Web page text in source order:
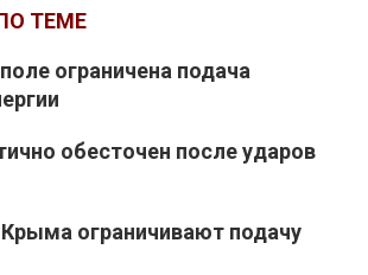
ТЕМЕ
ограничена подача
обесточен после ударов
Крыма ограничивают подачу